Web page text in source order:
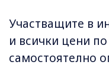
Участващите в
и всички цени
самостоятелно